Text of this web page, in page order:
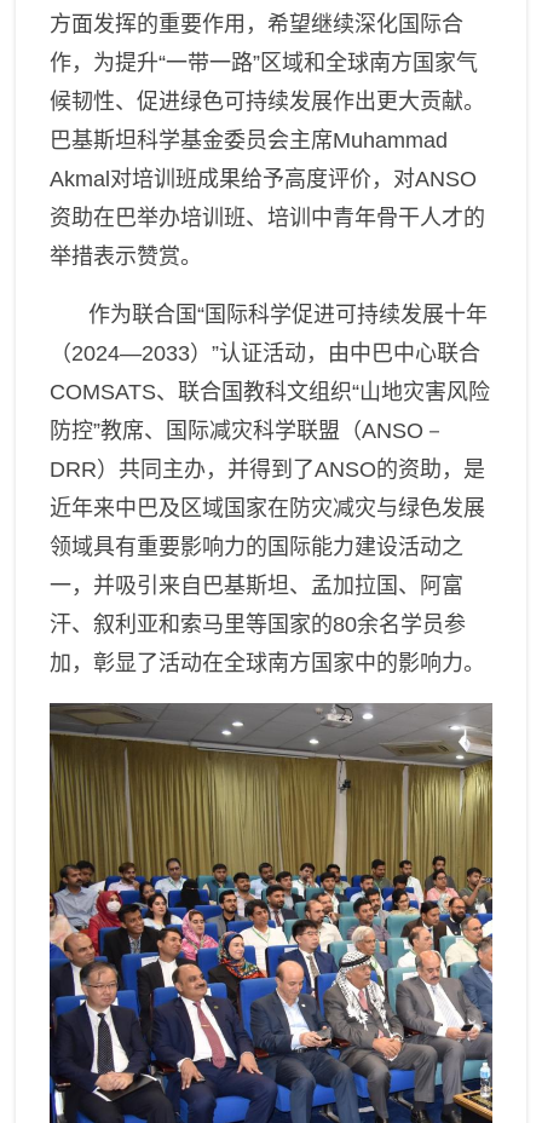
方面发挥的重要作用，希望继续深化国际合
作，为提升“一带一路”区域和全球南方国家气
候韧性、促进绿色可持续发展作出更大贡献。
巴基斯坦科学基金委员会主席Muhammad
Akmal 对培训班成果给予高度评价，对ANSO
资助在巴举办培训班、培训中青年骨干人才的
举措表示赞赏。
作为联合国“国际科学促进可持续发展十年
（2024—2033）”认证活动，由中巴中心联合
COMSATS、联合国教科文组织“山地灾害风险
防控”教席、 国际减灾科学联盟（ANSO－
DRR）共同主办， 并得到了ANSO的资助， 是
近年来中巴及区域国家在防灾减灾与绿色发展
领域具有重要影响力的国际能力建设活动之
一， 并吸引来自巴基斯坦、孟加拉国、阿富
汗、叙利亚和索马里等国家的80余名学员参
加，彰显了活动在全球南方国家中的影响力。